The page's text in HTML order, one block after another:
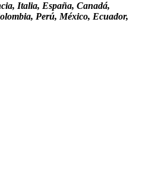
Italia, España, Canadá,
Perú, México, Ecuador,